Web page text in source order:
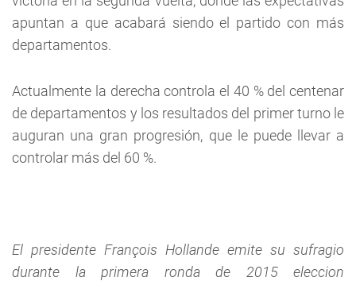
apuntan a que acabará siendo el partido con más
departamentos.
Actualmente la derecha controla el 40 % del centenar
de departamentos y los resultados del primer turno le
auguran una gran progresión, que le puede llevar a
controlar más del 60 %.
El presidente François Hollande emite su sufragio
durante la primera ronda de 2015 eleccion